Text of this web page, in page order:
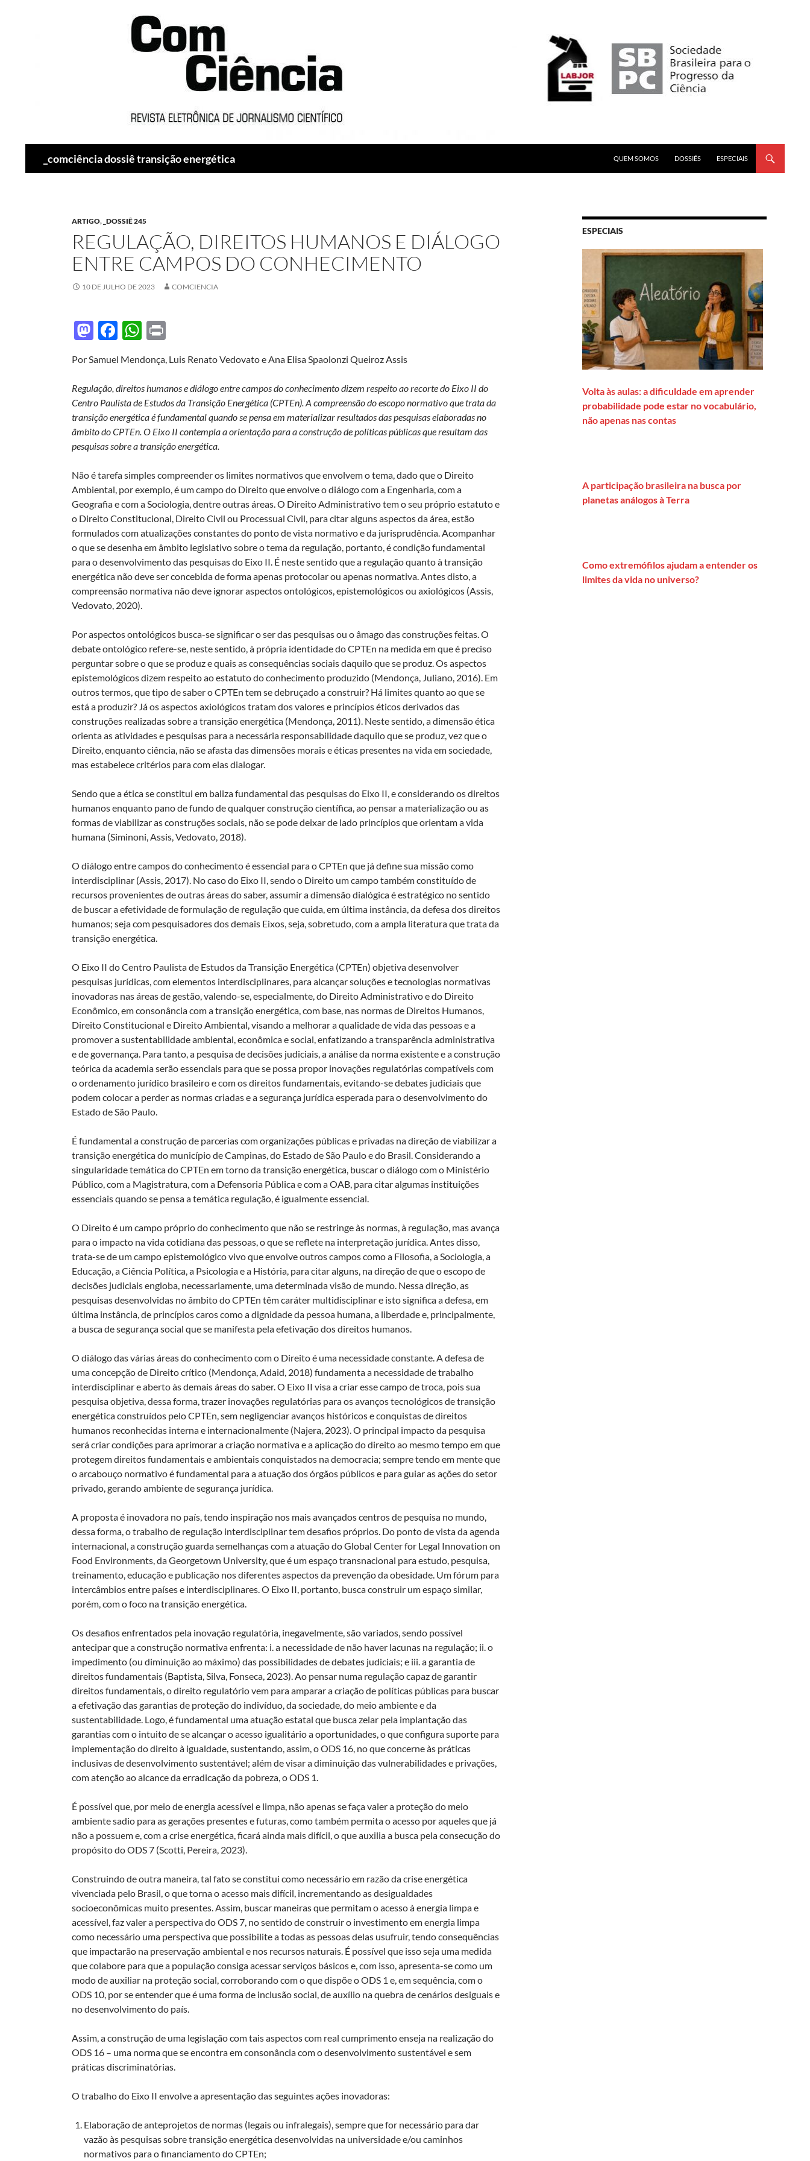
_comciência dossiê transição energética
QUEM SOMOS
DOSSIÊS ESPECIAIS
ARTIGO, _DOSSIÊ 245
REGULAÇÃO, DIREITOS HUMANOS E DIÁLOGO
ENTRE CAMPOS DO CONHECIMENTO
10 DE JULHO DE 2023 COMCIENCIA
M
to
d
o
n
F
e
b
o
o
k
W
at
s
A
p
p
nt
Por Samuel Mendonça, Luis Renato Vedovato e Ana Elisa Spaolonzi Queiroz Assis
Regulação, direitos humanos e diálogo entre campos do conhecimento dizem respeito ao recorte do Eixo II do
Centro Paulista de Estudos da Transição Energética (CPTEn). A compreensão do escopo normativo que trata da
transição energética é fundamental quando se pensa em materializar resultados das pesquisas elaboradas no
âmbito do CPTEn. O Eixo II contempla a orientação para a construção de políticas públicas que resultam das
pesquisas sobre a transição energética.
Não é tarefa simples compreender os limites normativos que envolvem o tema, dado que o Direito
Ambiental, por exemplo, é um campo do Direito que envolve o diálogo com a Engenharia, com a
Geografia e com a Sociologia, dentre outras áreas. O Direito Administrativo tem o seu próprio estatuto e
o Direito Constitucional, Direito Civil ou Processual Civil, para citar alguns aspectos da área, estão
formulados com atualizações constantes do ponto de vista normativo e da jurisprudência. Acompanhar
o que se desenha em âmbito legislativo sobre o tema da regulação, portanto, é condição fundamental
para o desenvolvimento das pesquisas do Eixo II. É neste sentido que a regulação quanto à transição
energética não deve ser concebida de forma apenas protocolar ou apenas normativa. Antes disto, a
compreensão normativa não deve ignorar aspectos ontológicos, epistemológicos ou axiológicos (Assis,
Vedovato, 2020).
Por aspectos ontológicos busca-se significar o ser das pesquisas ou o âmago das construções feitas. O
debate ontológico refere-se, neste sentido, à própria identidade do CPTEn na medida em que é preciso
perguntar sobre o que se produz e quais as consequências sociais daquilo que se produz. Os aspectos
epistemológicos dizem respeito ao estatuto do conhecimento produzido (Mendonça, Juliano, 2016). Em
outros termos, que tipo de saber o CPTEn tem se debruçado a construir? Há limites quanto ao que se
está a produzir? Já os aspectos axiológicos tratam dos valores e princípios éticos derivados das
construções realizadas sobre a transição energética (Mendonça, 2011). Neste sentido, a dimensão ética
orienta as atividades e pesquisas para a necessária responsabilidade daquilo que se produz, vez que o
Direito, enquanto ciência, não se afasta das dimensões morais e éticas presentes na vida em sociedade,
mas estabelece critérios para com elas dialogar.
Sendo que a ética se constitui em baliza fundamental das pesquisas do Eixo II, e considerando os direitos
humanos enquanto pano de fundo de qualquer construção científica, ao pensar a materialização ou as
formas de viabilizar as construções sociais, não se pode deixar de lado princípios que orientam a vida
humana (Siminoni, Assis, Vedovato, 2018).
O diálogo entre campos do conhecimento é essencial para o CPTEn que já define sua missão como
interdisciplinar (Assis, 2017). No caso do Eixo II, sendo o Direito um campo também constituído de
recursos provenientes de outras áreas do saber, assumir a dimensão dialógica é estratégico no sentido
de buscar a efetividade de formulação de regulação que cuida, em última instância, da defesa dos direitos
humanos; seja com pesquisadores dos demais Eixos, seja, sobretudo, com a ampla literatura que trata da
transição energética.
O Eixo II do Centro Paulista de Estudos da Transição Energética (CPTEn) objetiva desenvolver
pesquisas jurídicas, com elementos interdisciplinares, para alcançar soluções e tecnologias normativas
inovadoras nas áreas de gestão, valendo-se, especialmente, do Direito Administrativo e do Direito
Econômico, em consonância com a transição energética, com base, nas normas de Direitos Humanos,
Direito Constitucional e Direito Ambiental, visando a melhorar a qualidade de vida das pessoas e a
promover a sustentabilidade ambiental, econômica e social, enfatizando a transparência administrativa
e de governança. Para tanto, a pesquisa de decisões judiciais, a análise da norma existente e a construção
teórica da academia serão essenciais para que se possa propor inovações regulatórias compatíveis com
o ordenamento jurídico brasileiro e com os direitos fundamentais, evitando-se debates judiciais que
podem colocar a perder as normas criadas e a segurança jurídica esperada para o desenvolvimento do
Estado de São Paulo.
É fundamental a construção de parcerias com organizações públicas e privadas na direção de viabilizar a
transição energética do município de Campinas, do Estado de São Paulo e do Brasil. Considerando a
singularidade temática do CPTEn em torno da transição energética, buscar o diálogo com o Ministério
Público, com a Magistratura, com a Defensoria Pública e com a OAB, para citar algumas instituições
essenciais quando se pensa a temática regulação, é igualmente essencial.
O Direito é um campo próprio do conhecimento que não se restringe às normas, à regulação, mas avança
para o impacto na vida cotidiana das pessoas, o que se reflete na interpretação jurídica. Antes disso,
trata-se de um campo epistemológico vivo que envolve outros campos como a Filosofia, a Sociologia, a
Educação, a Ciência Política, a Psicologia e a História, para citar alguns, na direção de que o escopo de
decisões judiciais engloba, necessariamente, uma determinada visão de mundo. Nessa direção, as
pesquisas desenvolvidas no âmbito do CPTEn têm caráter multidisciplinar e isto significa a defesa, em
última instância, de princípios caros como a dignidade da pessoa humana, a liberdade e, principalmente,
a busca de segurança social que se manifesta pela efetivação dos direitos humanos.
O diálogo das várias áreas do conhecimento com o Direito é uma necessidade constante. A defesa de
uma concepção de Direito crítico (Mendonça, Adaid, 2018) fundamenta a necessidade de trabalho
interdisciplinar e aberto às demais áreas do saber. O Eixo II visa a criar esse campo de troca, pois sua
pesquisa objetiva, dessa forma, trazer inovações regulatórias para os avanços tecnológicos de transição
energética construídos pelo CPTEn, sem negligenciar avanços históricos e conquistas de direitos
humanos reconhecidas interna e internacionalmente (Najera, 2023). O principal impacto da pesquisa
será criar condições para aprimorar a criação normativa e a aplicação do direito ao mesmo tempo em que
protegem direitos fundamentais e ambientais conquistados na democracia; sempre tendo em mente que
o arcabouço normativo é fundamental para a atuação dos órgãos públicos e para guiar as ações do setor
privado, gerando ambiente de segurança jurídica.
A proposta é inovadora no país, tendo inspiração nos mais avançados centros de pesquisa no mundo,
dessa forma, o trabalho de regulação interdisciplinar tem desafios próprios. Do ponto de vista da agenda
internacional, a construção guarda semelhanças com a atuação do Global Center for Legal Innovation on
Food Environments, da Georgetown University, que é um espaço transnacional para estudo, pesquisa,
treinamento, educação e publicação nos diferentes aspectos da prevenção da obesidade. Um fórum para
intercâmbios entre países e interdisciplinares. O Eixo II, portanto, busca construir um espaço similar,
porém, com o foco na transição energética.
Os desafios enfrentados pela inovação regulatória, inegavelmente, são variados, sendo possível
antecipar que a construção normativa enfrenta: i. a necessidade de não haver lacunas na regulação; ii. o
impedimento (ou diminuição ao máximo) das possibilidades de debates judiciais; e iii. a garantia de
direitos fundamentais (Baptista, Silva, Fonseca, 2023). Ao pensar numa regulação capaz de garantir
direitos fundamentais, o direito regulatório vem para amparar a criação de políticas públicas para buscar
a efetivação das garantias de proteção do indivíduo, da sociedade, do meio ambiente e da
sustentabilidade. Logo, é fundamental uma atuação estatal que busca zelar pela implantação das
garantias com o intuito de se alcançar o acesso igualitário a oportunidades, o que configura suporte para
implementação do direito à igualdade, sustentando, assim, o ODS 16, no que concerne às práticas
inclusivas de desenvolvimento sustentável; além de visar a diminuição das vulnerabilidades e privações,
com atenção ao alcance da erradicação da pobreza, o ODS 1.
É possível que, por meio de energia acessível e limpa, não apenas se faça valer a proteção do meio
ambiente sadio para as gerações presentes e futuras, como também permita o acesso por aqueles que já
não a possuem e, com a crise energética, ficará ainda mais difícil, o que auxilia a busca pela consecução do
propósito do ODS 7 (Scotti, Pereira, 2023).
Construindo de outra maneira, tal fato se constitui como necessário em razão da crise energética
vivenciada pelo Brasil, o que torna o acesso mais difícil, incrementando as desigualdades
socioeconômicas muito presentes. Assim, buscar maneiras que permitam o acesso à energia limpa e
acessível, faz valer a perspectiva do ODS 7, no sentido de construir o investimento em energia limpa
como necessário uma perspectiva que possibilite a todas as pessoas delas usufruir, tendo consequências
que impactarão na preservação ambiental e nos recursos naturais. É possível que isso seja uma medida
que colabore para que a população consiga acessar serviços básicos e, com isso, apresenta-se como um
modo de auxiliar na proteção social, corroborando com o que dispõe o ODS 1 e, em sequência, com o
ODS 10, por se entender que é uma forma de inclusão social, de auxílio na quebra de cenários desiguais e
no desenvolvimento do país.
Assim, a construção de uma legislação com tais aspectos com real cumprimento enseja na realização do
ODS 16 – uma norma que se encontra em consonância com o desenvolvimento sustentável e sem
práticas discriminatórias.
O trabalho do Eixo II envolve a apresentação das seguintes ações inovadoras:
Elaboração de anteprojetos de normas (legais ou infralegais), sempre que for necessário para dar
vazão às pesquisas sobre transição energética desenvolvidas na universidade e/ou caminhos
normativos para o financiamento do CPTEn;
ESPECIAIS
Volta às aulas: a dificuldade em aprender
probabilidade pode estar no vocabulário,
não apenas nas contas
A participação brasileira na busca por
planetas análogos à Terra
Como extremófilos ajudam a entender os
limites da vida no universo?